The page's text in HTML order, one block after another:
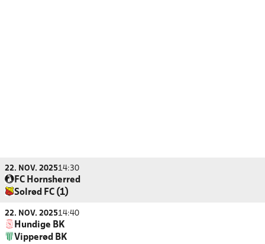
22. NOV. 202514:30
FC Hornsherred
Solrød FC (1)
22. NOV. 202514:40
Hundige BK
Vipperød BK